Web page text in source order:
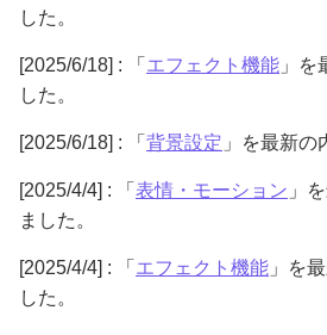
した。
[2025/6/18] : 「 エフェクト機能 」を
した。
[2025/6/18] : 「 背景設定 」を最新の
[2025/4/4] : 「 表情・モーション 」
ました。
[2025/4/4] : 「 エフェクト機能 」を
した。